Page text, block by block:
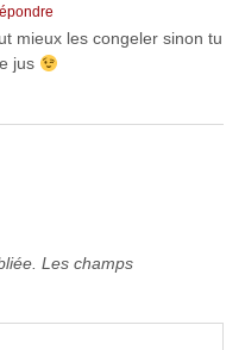
mieux les congeler sinon tu
jus
Les champs